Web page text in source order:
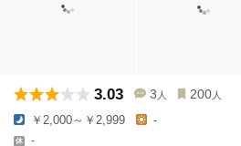
3.03 3 人 200 人
￥2,000～￥2,999 -
-